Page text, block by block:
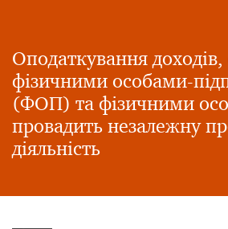
Оподаткування
фізичними особами-
(ФОП) та фізичними
провадить незалежну
діяльність